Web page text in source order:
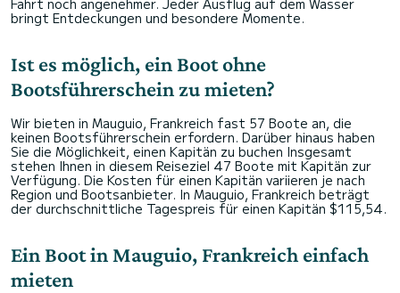
Fahrt noch angenehmer. Jeder Ausflug auf dem Wasser
bringt Entdeckungen und besondere Momente.
Ist es möglich, ein Boot ohne
Bootsführerschein zu mieten?
Wir bieten in Mauguio, Frankreich fast 57 Boote an, die
keinen Bootsführerschein erfordern. Darüber hinaus haben
Sie die Möglichkeit, einen Kapitän zu buchen Insgesamt
stehen Ihnen in diesem Reiseziel 47 Boote mit Kapitän zur
Verfügung. Die Kosten für einen Kapitän variieren je nach
Region und Bootsanbieter. In Mauguio, Frankreich beträgt
der durchschnittliche Tagespreis für einen Kapitän $115,54.
Ein Boot in Mauguio, Frankreich einfach
mieten